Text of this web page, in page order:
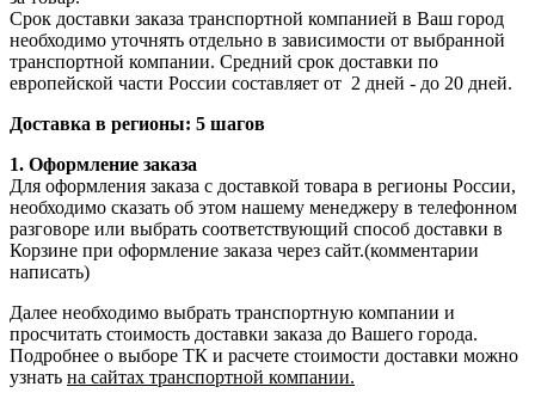
Срок доставки заказа транспортной компанией в Ваш город
необходимо уточнять отдельно в зависимости от выбранной
транспортной компании. Средний срок доставки по
европейской части России составляет от 2 дней - до 20 дней.
Доставка в регионы: 5 шагов
1. Оформление заказа
Для оформления заказа с доставкой товара в регионы России,
необходимо сказать об этом нашему менеджеру в телефонном
разговоре или выбрать соответствующий способ доставки в
Корзине при оформление заказа через сайт.(комментарии
написать)
Далее необходимо выбрать транспортную компании и
просчитать стоимость доставки заказа до Вашего города.
Подробнее о выборе ТК и расчете стоимости доставки можно
узнать на сайтах транспортной компании.